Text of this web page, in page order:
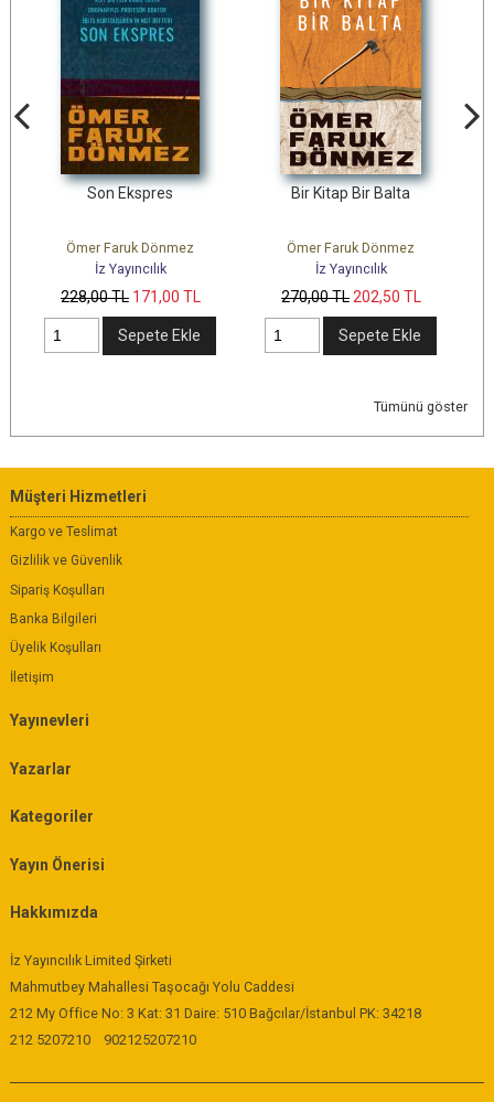
Bir Kitap Bir Balta
Ömer Faruk Dönmez
İz Yayıncılık
270,00TL 202,50TL
Sepete Ekle
Çok Sesli Bir Ölüm
Rasim Özdenören
İz Yayıncılık
245,00TL
Sepete Ekle
Tümünü göster
Müşteri Hizmetleri
Kargo ve Teslimat
Gizlilik ve Güvenlik
Sipariş Koşulları
Banka Bilgileri
Üyelik Koşulları
İletişim
Yayınevleri
Yazarlar
Kategoriler
Yayın Önerisi
Hakkımızda
İz Yayıncılık Limited Şirketi
Mahmutbey Mahallesi Taşocağı Yolu Caddesi
212 My Office No: 3 Kat: 31 Daire: 510 Bağcılar/İstanbul PK: 34218
212 5207210
902125207210